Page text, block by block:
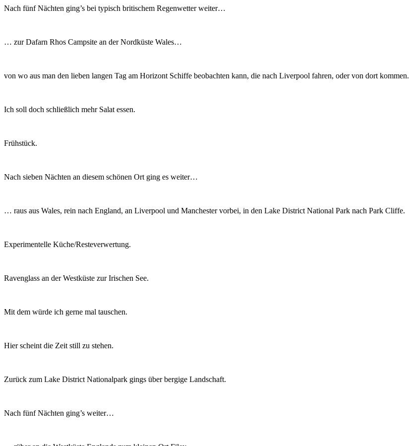
Nach fünf Nächten ging’s bei typisch britischem Regenwetter weiter…
… zur Dafarn Rhos Campsite an der Nordküste Wales…
von wo aus man den lieben langen Tag am Horizont Schiffe beobachten kann, die nach Liverpool fahren, oder von dort kommen.
Ich soll doch schließlich mehr Salat essen.
Frühstück.
Nach sieben Nächten an diesem schönen Ort ging es weiter…
… raus aus Wales, rein nach England, an Liverpool und Manchester vorbei, in den Lake District National Park nach Park Cliffe.
Experimentelle Küche/Resteverwertung.
Ravenglass an der Westküste zur Irischen See.
Mit dem würde ich gerne mal tauschen.
Hier scheint die Zeit still zu stehen.
Zurück zum Lake District Nationalpark gings über bergige Landschaft.
Nach fünf Nächten ging’s weiter…